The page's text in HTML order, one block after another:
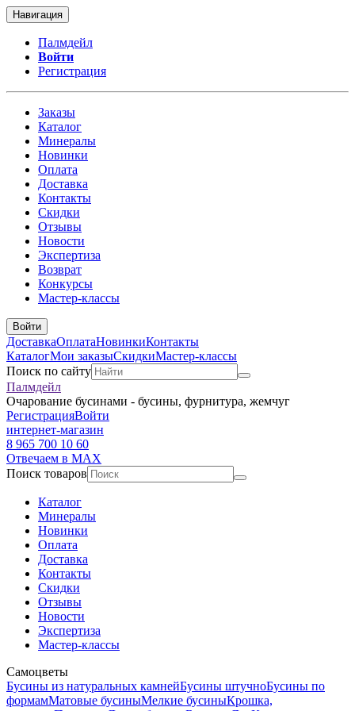
Навигация
Палмдейл
Войти
Регистрация
Заказы
Каталог
Минералы
Новинки
Оплата
Доставка
Контакты
Скидки
Отзывы
Новости
Экспертиза
Возврат
Конкурсы
Мастер-классы
Войти
ДоставкаОплатаНовинкиКонтакты
КаталогМои заказыСкидкиМастер-классы
Поиск по сайту
Палмдейл
Очарование бусинами - бусины, фурнитура, жемчуг
РегистрацияВойти
интернет-магазин
8 965 700 10 60
Отвечаем в MAX
Поиск товаров
Каталог
Минералы
Новинки
Оплата
Доставка
Контакты
Скидки
Отзывы
Новости
Экспертиза
Мастер-классы
Самоцветы
Бусины из натуральных камнейБусины штучноБусины по
формамМатовые бусиныМелкие бусиныКрошка,